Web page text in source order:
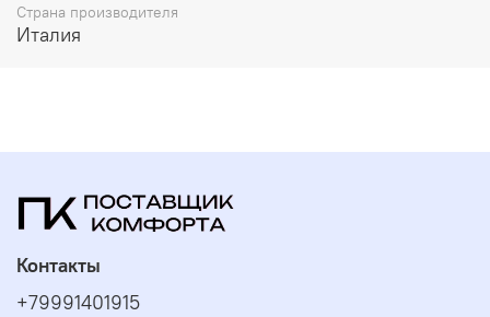
Страна производителя
Италия
Контакты
+79991401915